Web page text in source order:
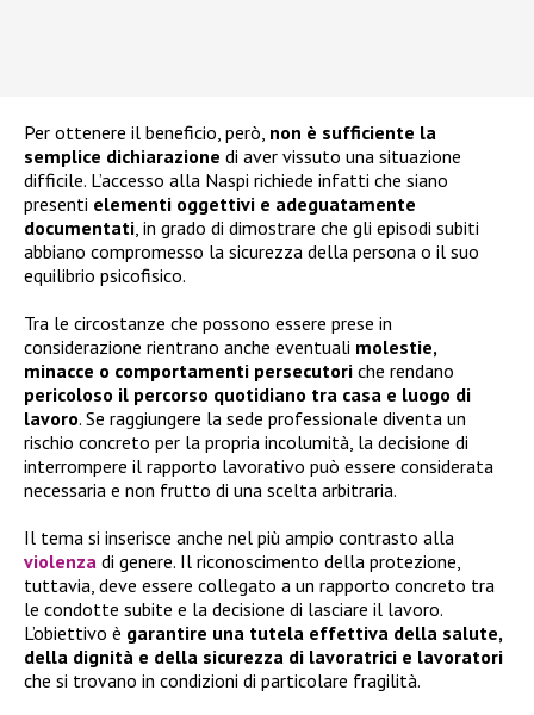
Per ottenere il beneficio, però, non è sufficiente la
semplice dichiarazione di aver vissuto una situazione
difficile. L’accesso alla Naspi richiede infatti che siano
presenti elementi oggettivi e adeguatamente
documentati, in grado di dimostrare che gli episodi subiti
abbiano compromesso la sicurezza della persona o il suo
equilibrio psicofisico.
Tra le circostanze che possono essere prese in
considerazione rientrano anche eventuali molestie,
minacce o comportamenti persecutori che rendano
pericoloso il percorso quotidiano tra casa e luogo di
lavoro. Se raggiungere la sede professionale diventa un
rischio concreto per la propria incolumità, la decisione di
interrompere il rapporto lavorativo può essere considerata
necessaria e non frutto di una scelta arbitraria.
Il tema si inserisce anche nel più ampio contrasto alla
violenza di genere. Il riconoscimento della protezione,
tuttavia, deve essere collegato a un rapporto concreto tra
le condotte subite e la decisione di lasciare il lavoro.
L’obiettivo è garantire una tutela effettiva della salute,
della dignità e della sicurezza di lavoratrici e lavoratori
che si trovano in condizioni di particolare fragilità.